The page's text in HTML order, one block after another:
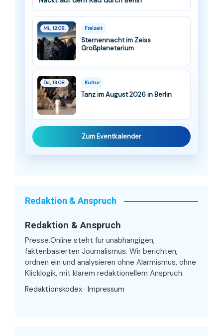
Mi., 12.08. Freizeit
Sternennacht im Zeiss
Großplanetarium
Do., 13.08. Kultur
Tanz im August 2026 in Berlin
Zum Eventkalender
Redaktion & Anspruch
Redaktion & Anspruch
Presse.Online steht für unabhängigen,
faktenbasierten Journalismus. Wir berichten,
ordnen ein und analysieren ohne Alarmismus, ohne
Klicklogik, mit klarem redaktionellem Anspruch.
Redaktionskodex · Impressum